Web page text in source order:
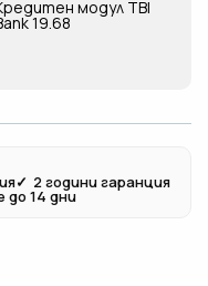
✓ 2 години гаранция
до 14 дни